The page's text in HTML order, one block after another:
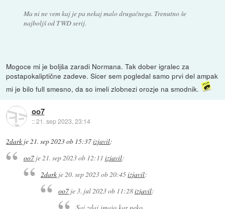
Ma ni ne vem kaj je pa nekaj malo drugačnega. Trenutno še
najboljš od TWD serij.
Mogoce mi je boljša zaradi Normana. Tak dober igralec za
postapokaliptične zadeve. Sicer sem pogledal samo prvi del ampak
mi je bilo full smesno, da so imeli zlobnezi orozje na smodnik.
oo7
::21. sep 2023, 23:14
2dark je21. sep 2023 ob 15:37izjavil:
oo7je21. sep 2023 ob 12:11 izjavil:
2dark je20. sep 2023 ob 20:45izjavil:
oo7je3. jul 2023 ob 11:28izjavil: